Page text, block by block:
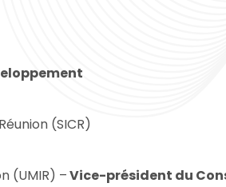
(SICR)
(UMIR) –Vice-président du